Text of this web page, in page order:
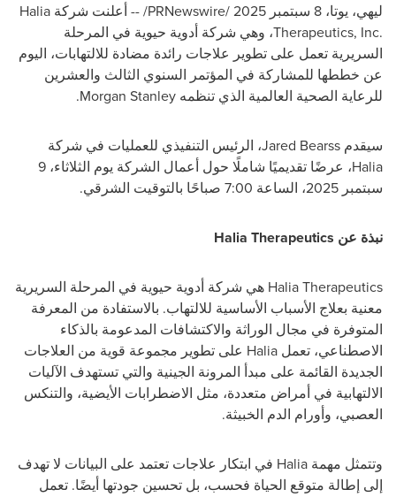
ليهي، يوتا، 8 سبتمبر 2025 / PRNewswire/ -- أعلنت شركة Halia
Therapeutics, Inc.، وهي شركة أدوية حيوية في المرحلة
السريرية تعمل على تطوير علاجات رائدة مضادة للالتهابات، اليوم
عن خططها للمشاركة في المؤتمر السنوي الثالث والعشرين
للرعاية الصحية العالمية الذي تنظمه Morgan Stanley
.
سيقدم Jared Bearss، الرئيس التنفيذي للعمليات في شركة
Halia
، عرضًا تقديميًا شاملًا حول أعمال الشركة يوم الثلاثاء، 9
سبتمبر 2025، الساعة 7:00 صباحًا بالتوقيت الشرقي.
نبذة عن Halia Therapeutics
Halia Therapeutics هي شركة أدوية حيوية في المرحلة السريرية
معنية بعلاج الأسباب الأساسية للالتهاب. بالاستفادة من المعرفة
المتوفرة في مجال الوراثة والاكتشافات المدعومة بالذكاء
الاصطناعي، تعمل Halia على تطوير مجموعة قوية من العلاجات
الجديدة القائمة على مبدأ المرونة الجينية والتي تستهدف الآليات
الالتهابية في أمراض متعددة، مثل الاضطرابات الأيضية، والتنكس
العصبي، وأورام الدم الخبيثة.
وتتمثل مهمة Halia في ابتكار علاجات تعتمد على البيانات لا تهدف
إلى إطالة متوقع الحياة فحسب، بل تحسين جودتها أيضًا. تعمل